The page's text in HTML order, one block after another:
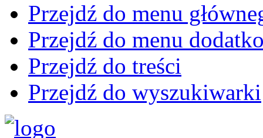
Przejdź do menu
Przejdź do menu
Przejdź do treści
Przejdź do wyszukiwarki